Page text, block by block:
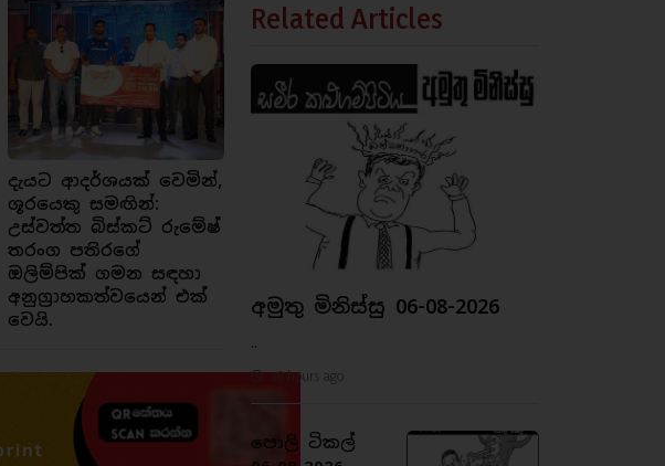
දැයට ආදර්ශයක් වෙමින්,
ශූරයෙකු සමඟින්:
උස්වත්ත බිස්කට් රුමේෂ්
තරංග පතිරගේ
ඔලිම්පික් ගමන සඳහා
අනුග්‍රාහකත්වයෙන් එක්
වෙයි.
Related Articles
අමුතු මිනිස්සු 06-08-2026
..
18 hours ago
පොලි ටිකල්